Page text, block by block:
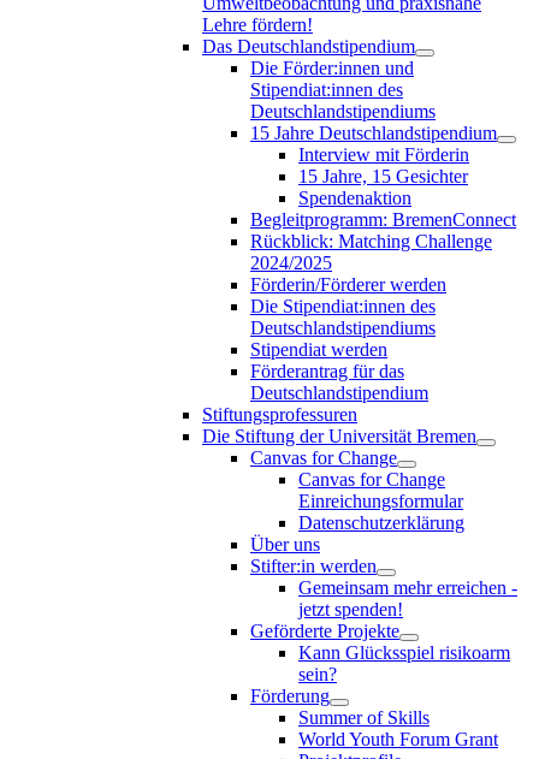
Lehre fördern!
Das Deutschlandstipendium
Die Förder:innen und
Stipendiat:innen des
Deutschlandstipendiums
15 Jahre Deutschlandstipendium
Interview mit Förderin
15 Jahre, 15 Gesichter
Spendenaktion
Begleitprogramm: BremenConnect
Rückblick: Matching Challenge
2024/2025
Förderin/Förderer werden
Die Stipendiat:innen des
Deutschlandstipendiums
Stipendiat werden
Förderantrag für das
Deutschlandstipendium
Stiftungsprofessuren
Die Stiftung der Universität Bremen
Canvas for Change
Canvas for Change
Einreichungsformular
Datenschutzerklärung
Über uns
Stifter:in werden
Gemeinsam mehr erreichen -
jetzt spenden!
Geförderte Projekte
Kann Glücksspiel risikoarm
sein?
Förderung
Summer of Skills
World Youth Forum Grant